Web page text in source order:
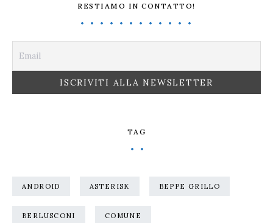
RESTIAMO IN CONTATTO!
TAG
ANDROID ASTERISK BEPPE GRILLO
BERLUSCONI COMUNE